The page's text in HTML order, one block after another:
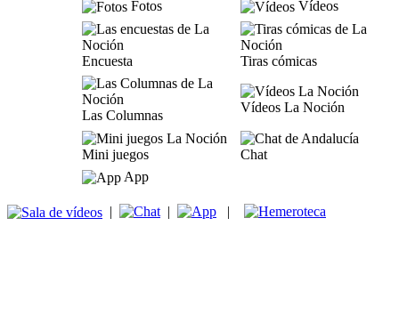
Fotos
Vídeos
Encuesta Tiras cómicas
Las Columnas
Vídeos La Noción
Mini juegos
Chat
App
| | |